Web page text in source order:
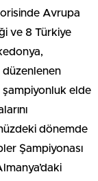
Avrupa
ve 8 Türkiye
düzenlenen
şampiyonluk elde
dönemde
Şampiyonası